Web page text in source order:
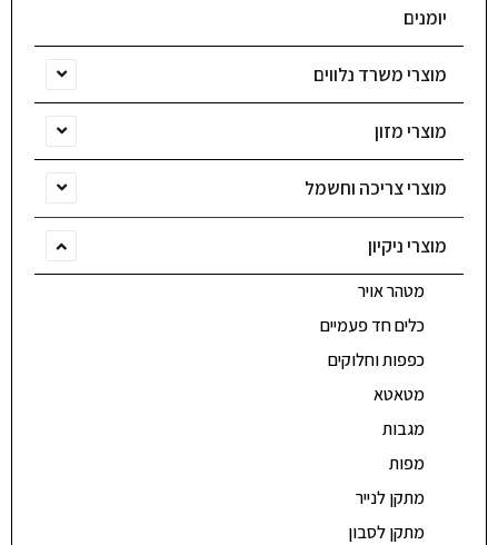
יומנים
מוצרי משרד נלווים
מוצרי מזון
מוצרי צריכה וחשמל
מוצרי ניקיון
מטהר אויר
כלים חד פעמיים
כפפות וחלוקים
מטאטא
מגבות
מפות
מתקן לנייר
מתקן לסבון